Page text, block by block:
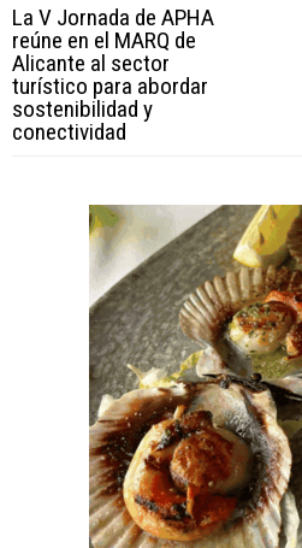
La V Jornada de APHA
reúne en el MARQ de
Alicante al sector
turístico para abordar
sostenibilidad y
conectividad